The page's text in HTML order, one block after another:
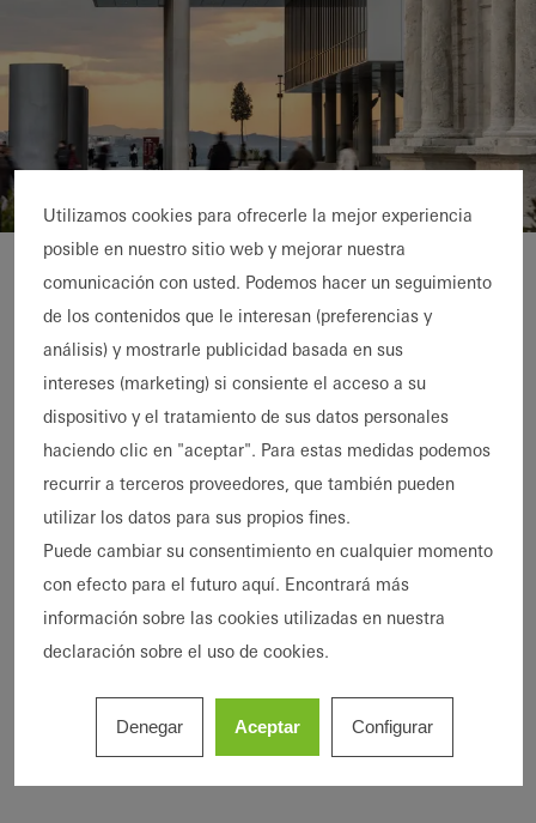
Istanbul Modern
Museum newbuild from
Renzo Piano
The Istanbul Modern Art Museum has
found a new home at the historic harbour
in Istanbul. Renzo Piano's design is
reminiscent of a ship's hull and
seamlessly blends into the maritime
surroundings. The scaly, metallic façade
reflects light, while the transparent ground
floor allows plenty of light to enter.
Detalles de la referencia
Utilizamos cookies para ofrecerle la mejor experiencia
posible en nuestro sitio web y mejorar nuestra
comunicación con usted. Podemos hacer un seguimiento
de los contenidos que le interesan (preferencias y
análisis) y mostrarle publicidad basada en sus
intereses (marketing) si consiente el acceso a su
dispositivo y el tratamiento de sus datos personales
haciendo clic en "aceptar". Para estas medidas podemos
recurrir a terceros proveedores, que también pueden
utilizar los datos para sus propios fines.
Puede cambiar su consentimiento en cualquier momento
con efecto para el futuro aquí. Encontrará más
información sobre las cookies utilizadas en nuestra
declaración sobre el uso de cookies.
Denegar Aceptar Configurar